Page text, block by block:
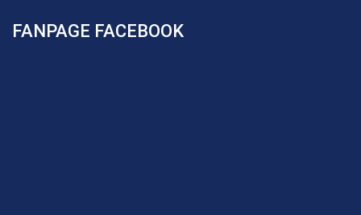
FANPAGE FACEBOOK